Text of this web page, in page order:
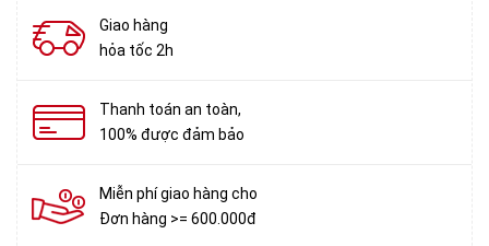
Giao hàng
hỏa tốc 2h
Thanh toán an toàn,
100% được đảm bảo
Miễn phí giao hàng cho
Đơn hàng >= 600.000đ